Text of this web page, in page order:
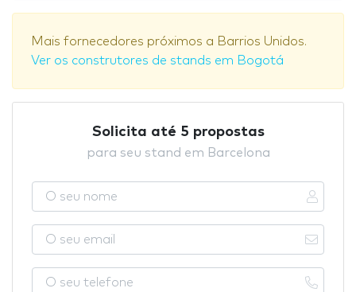
Mais fornecedores próximos a Barrios Unidos.
Ver os construtores de stands em Bogotá
Solicita até 5 propostas
para seu stand em Barcelona